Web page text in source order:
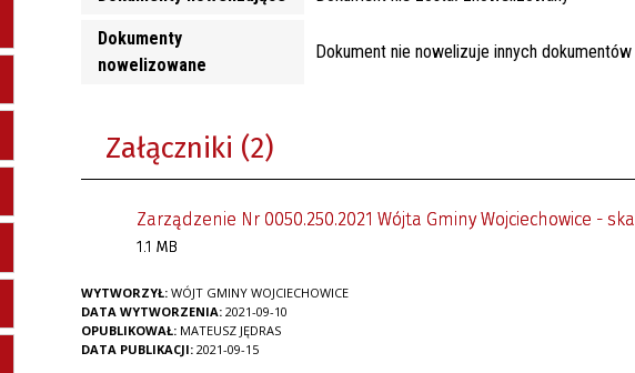
Dokumenty
nowelizowane
Dokument nie nowelizuje innych dokumentów
Załączniki (2)
Zarządzenie Nr 0050.250.2021 Wójta Gminy Wojciechowice -
1.1 MB
WYTWORZYŁ: WÓJT GMINY WOJCIECHOWICE
DATA WYTWORZENIA: 2021-09-10
OPUBLIKOWAŁ: MATEUSZ JĘDRAS
DATA PUBLIKACJI: 2021-09-15